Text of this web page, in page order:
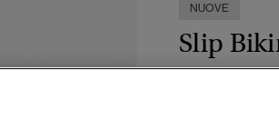
NUOVE
Slip